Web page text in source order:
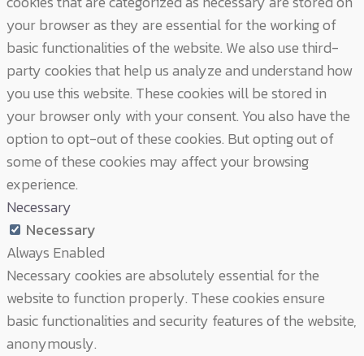
your browser as they are essential for the working of
basic functionalities of the website. We also use third-
party cookies that help us analyze and understand how
you use this website. These cookies will be stored in
your browser only with your consent. You also have the
option to opt-out of these cookies. But opting out of
some of these cookies may affect your browsing
experience.
Necessary
Necessary
Always Enabled
Necessary cookies are absolutely essential for the
website to function properly. These cookies ensure
basic functionalities and security features of the website,
anonymously.